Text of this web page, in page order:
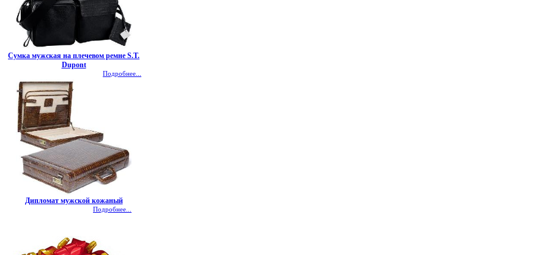
Сумка мужская на плечевом ремне S.T.
Dupont
Подробнее...
Дипломат мужской кожаный
Подробнее...